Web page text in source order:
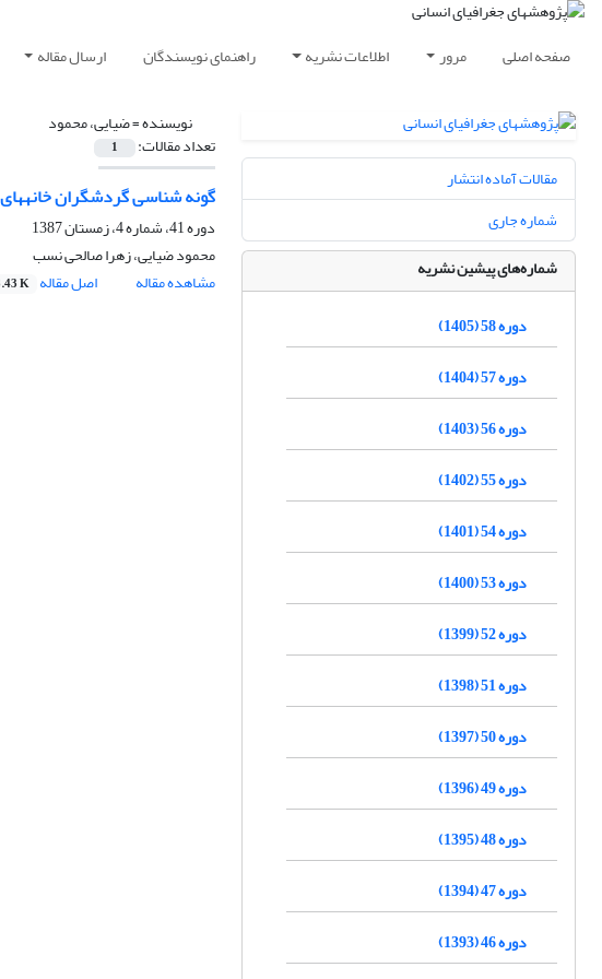
صفحه اصلی مرور اطلاعات نشریه راهنمای نویسندگان ارسال مقاله
نویسنده =ضیایی، محمود
تعداد مقالات: 1
گونه شناسی گردشگران
دوره 41، شماره 4، زمستان 1387
محمود ضیایی، زهرا صالحی نسب
مشاهده مقاله
اصل مقاله K
مقالات آماده انتشار
شماره جاری
شماره‌های پیشین نشریه
دوره 58 (1405)
دوره 57 (1404)
دوره 56 (1403)
دوره 55 (1402)
دوره 54 (1401)
دوره 53 (1400)
دوره 52 (1399)
دوره 51 (1398)
دوره 50 (1397)
دوره 49 (1396)
دوره 48 (1395)
دوره 47 (1394)
دوره 46 (1393)